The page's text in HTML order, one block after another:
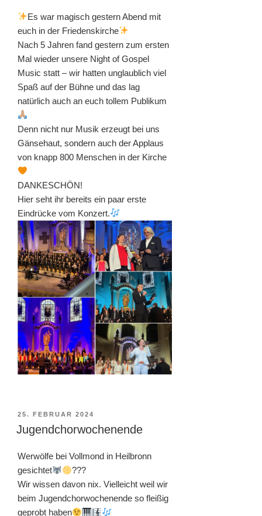
Es war magisch gestern Abend mit
euch in der Friedenskirche
Nach 5 Jahren fand gestern zum ersten
Mal wieder unsere Night of Gospel
Music statt – wir hatten unglaublich viel
Spaß auf der Bühne und das lag
natürlich auch an euch tollem Publikum
Denn nicht nur Musik erzeugt bei uns
Gänsehaut, sondern auch der Applaus
von knapp 800 Menschen in der Kirche
DANKESCHÖN!
Hier seht ihr bereits ein paar erste
Eindrücke vom Konzert.
VERÖFFENTLICHT
AM
25. FEBRUAR 2024
Jugendchorwochenende
Werwölfe bei Vollmond in Heilbronn
gesichtet
???
Wir wissen davon nix. Vielleicht weil wir
beim Jugendchorwochenende so fleißig
geprobt haben